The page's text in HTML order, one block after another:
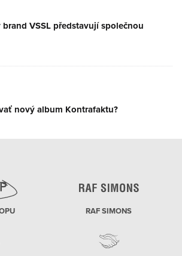
VSSL představují společnou
nový album Kontrafaktu?
RAF SIMONS